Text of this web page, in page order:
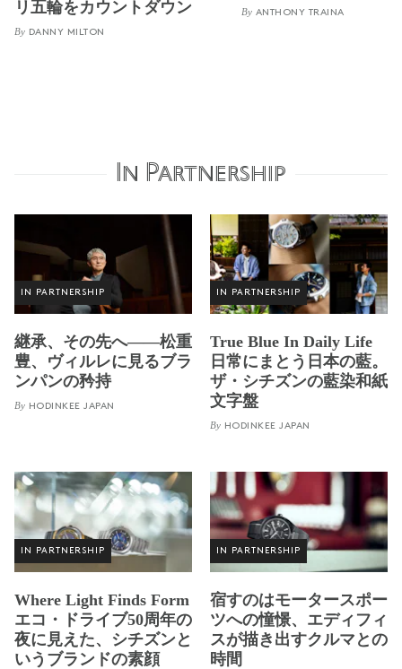
リ五輪をカウントダウン
By DANNY MILTON
By ANTHONY TRAINA
In Partnership
IN PARTNERSHIP
継承、その先へ——松重
豊、ヴィルレに見るブラ
ンパンの矜持
By HODINKEE JAPAN
IN PARTNERSHIP
True Blue In Daily Life
日常にまとう日本の藍。
ザ・シチズンの藍染和紙
文字盤
By HODINKEE JAPAN
IN PARTNERSHIP
Where Light Finds Form
エコ・ドライブ50周年の
夜に見えた、シチズンと
いうブランドの素顔
IN PARTNERSHIP
宿すのはモータースポー
ツへの憧憬、エディフィ
スが描き出すクルマとの
時間